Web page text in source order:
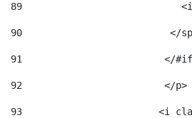
89
90
91
92
                         </p>
93
<i